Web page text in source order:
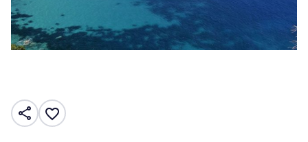
share favorite_border